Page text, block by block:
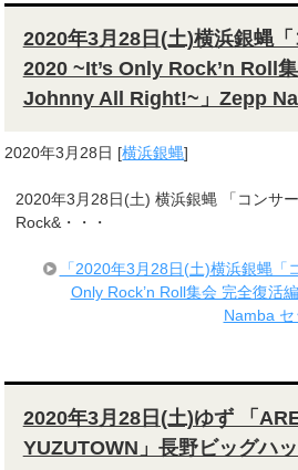
2020年3月28日(土)横浜銀蝿
2020 ~It’s Only Rock’n Roll
Johnny All Right!~」Zepp
2020年3月28日 [横浜銀蝿]
2020年3月28日(土) 横浜銀蝿 「コンサ
Rock&・・・
「2020年3月28日(土)横浜銀蝿「
Only Rock’n Roll集会 完全復活
Namba
2020年3月28日(土)ゆず 「
YUZUTOWN」長野ビッグハ